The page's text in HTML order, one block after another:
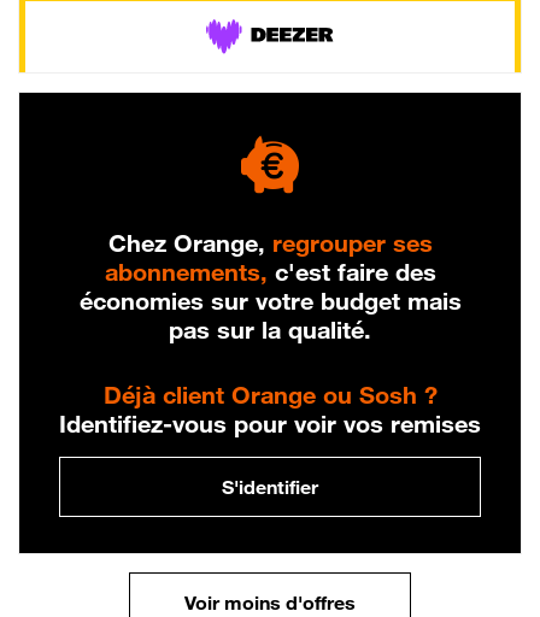
Chez Orange, regrouper ses
abonnements, c'est faire des
économies sur votre budget mais
pas sur la qualité.
Déjà client Orange ou Sosh ?
Identifiez-vous pour voir vos remises
S'identifier
Voir moins d'offres